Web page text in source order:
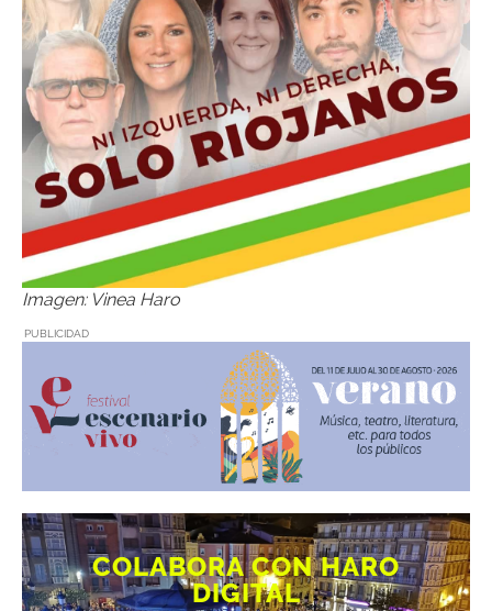
Imagen: Vinea Haro
PUBLICIDAD
COLABORA CON HARO
DIGITAL